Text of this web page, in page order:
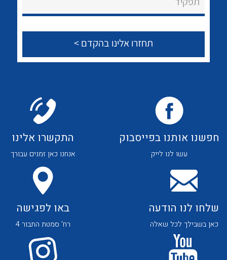
About Ateka Ltd.
צור קשר
לכל מוצרי היצרן
חפשנו אותנו בפייסבוק
עשו לנו לייק
התקשרו אלינו
אנחנו כאן זמנים עבורך
שלחו לנו הודעה
כאן בשבילך לכל שאלה
באו לפגישה
רח' סמטת התבור 4